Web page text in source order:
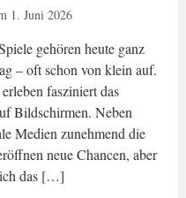
1. Juni 2026
gehören heute ganz
– oft schon von klein auf.
fasziniert das
Bildschirmen. Neben
Medien zunehmend die
neue Chancen, aber
das […]